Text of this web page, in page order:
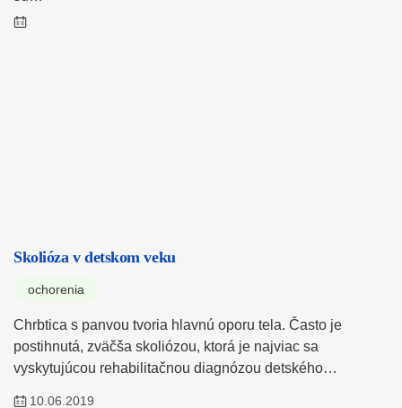
Skolióza v detskom veku
ochorenia
Chrbtica s panvou tvoria hlavnú oporu tela. Často je
postihnutá, zväčša skoliózou, ktorá je najviac sa
vyskytujúcou rehabilitačnou diagnózou detského…
10.06.2019